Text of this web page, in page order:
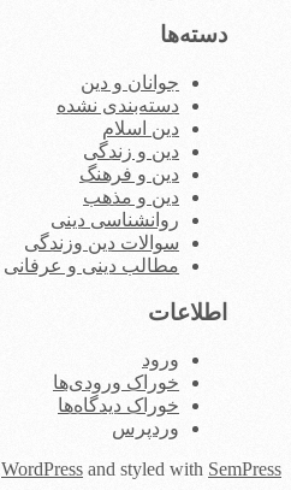
دسته‌ها
جوانان و دین
دسته‌بندی نشده
دین اسلام
دین و زندگی
دین و فرهنگ
دین و مذهب
روانشناسی دینی
سوالات دین وزندگی
مطالب دینی و عرفانی
اطلاعات
ورود
خوراک ورودی‌ها
خوراک دیدگاه‌ها
وردپرس
WordPress and styled with SemPress